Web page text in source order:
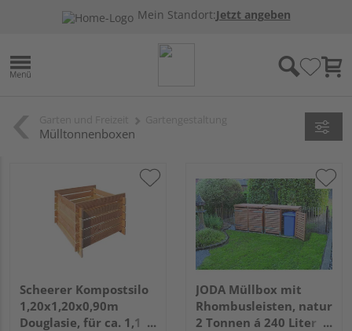
Mein Standort:Jetzt angeben
Mülltonnenboxen
Scheerer Kompostsilo
1,20x1,20x0,90m
Douglasie, für ca. 1,1
JODA Müllbox mit
Rhombusleisten, natur
2 Tonnen á 240 Liter